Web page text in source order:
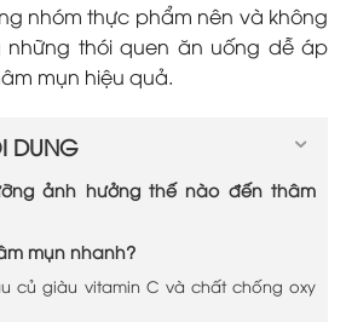
nhóm thực phẩm nên và không
những thói quen ăn uống dễ áp
mụn hiệu quả.
DUNG
ảnh hưởng thế nào đến thâm
mụn nhanh?
củ giàu vitamin C và chất chống oxy